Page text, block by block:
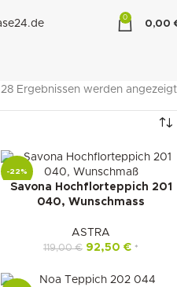
0
0,00
28 Ergebnissen werden angezeigt
-22%
Savona Hochflorteppich 201
040, Wunschmass
ASTRA
119,00€ 92,50 € *